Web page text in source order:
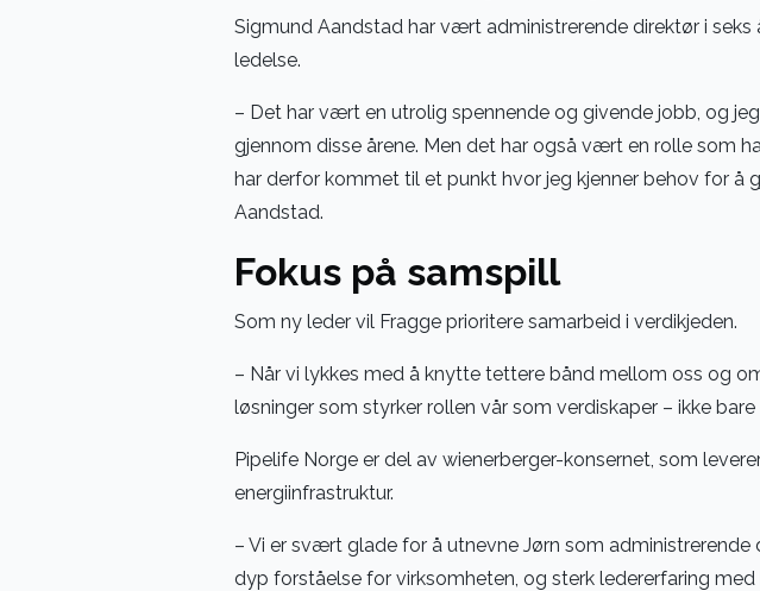
Sigmund Aandstad har vært administrerende direktør i
ledelse.
– Det har vært en utrolig spennende og givende jobb, og
gjennom disse årene. Men det har også vært en rolle som
har derfor kommet til et punkt hvor jeg kjenner behov for å
Aandstad.
Fokus på samspill
Som ny leder vil Fragge prioritere samarbeid i verdikjeden.
– Når vi lykkes med å knytte tettere bånd mellom oss og
løsninger som styrker rollen vår som verdiskaper – ikke
Pipelife Norge er del av wienerberger-konsernet, som
energiinfrastruktur.
– Vi er svært glade for å utnevne Jørn som administrerende
dyp forståelse for virksomheten, og sterk ledererfaring